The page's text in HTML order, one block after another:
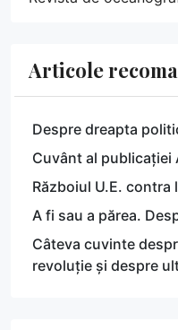
Articole
Despre dreapta
Cuvânt al publicației
Războiul U.E. contra
A fi sau a părea.
Câteva cuvinte
revoluție și despre